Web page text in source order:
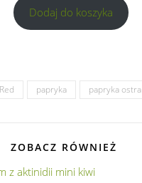
5.00na 5
na
Dodaj do koszyka
papryka papryka ostra
ZOBACZ RÓWNIEŻ